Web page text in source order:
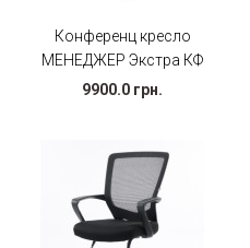
Конференц кресло
МЕНЕДЖЕР Экстра КФ
9900.0 грн.